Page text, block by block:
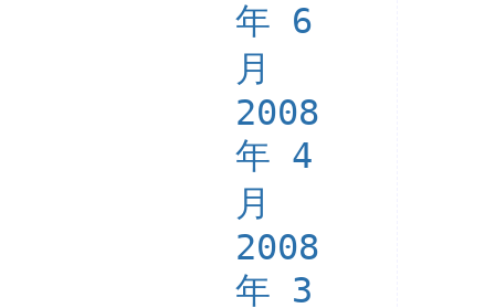
年 6
月
2008
年 4
月
2008
年 3